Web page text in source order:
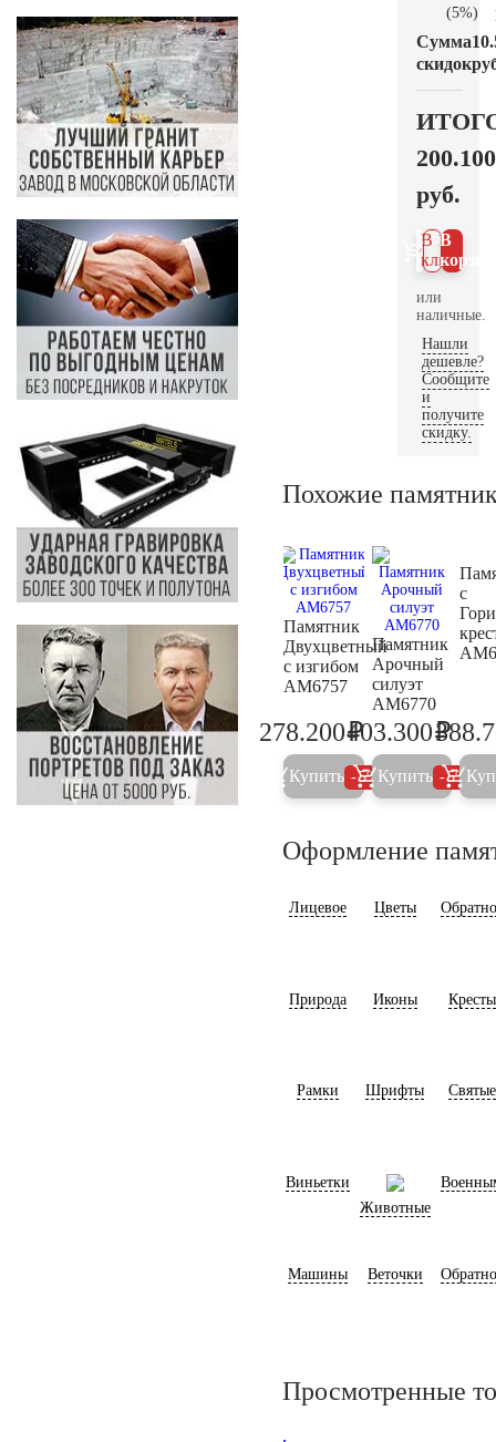
(5%)
Сумма
скидок
200.100
руб.
В
В 1
клик
или
наличные.
Нашли
дешевле?
Сообщите
и
получите
скидку.
Похожие
Памятник
Двухцветный
с изгибом
AM6757
292.800
278.200₽
Купить 5%
Памятник
Арочный
силуэт
AM6770
403.300₽
Купить 5%
с
Оформление
Лицевое Цветы
Природа Иконы Кресты
Рамки Шрифты Святые
Виньетки
Животные
Машины Веточки
Просмотренные